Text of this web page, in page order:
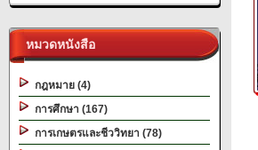
หมวดหนังสือ
กฎหมาย (4)
การศึกษา (167)
การเกษตรและชีววิทยา (78)